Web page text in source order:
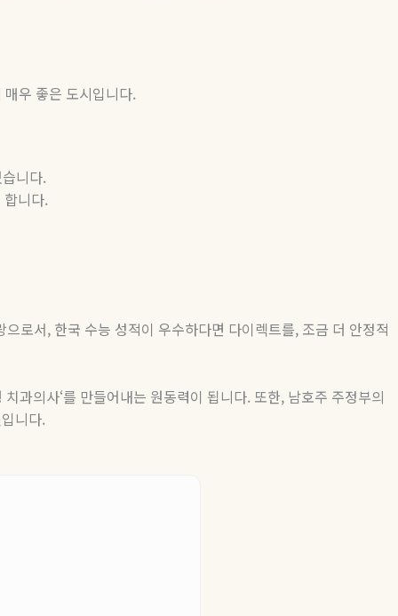
우 좋은 도시입니다.
니다.
합니다.
으로서, 한국 수능 성적이 우수하다면 다이렉트를, 조금 더 안정적
치과의사‘를 만들어내는 원동력이 됩니다. 또한, 남호주 주정부의
니다.